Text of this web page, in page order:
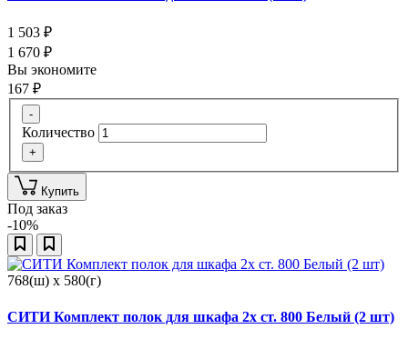
1 503 ₽
1 670 ₽
Вы экономите
167 ₽
-
Количество
+
Купить
Под заказ
-10%
768(ш) x 580(г)
СИТИ Комплект полок для шкафа 2х ст. 800 Белый (2 шт)